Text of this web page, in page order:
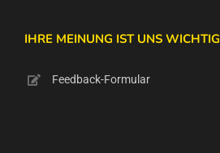
IHRE MEINUNG IST UNS WICHTIG
Feedback-Formular